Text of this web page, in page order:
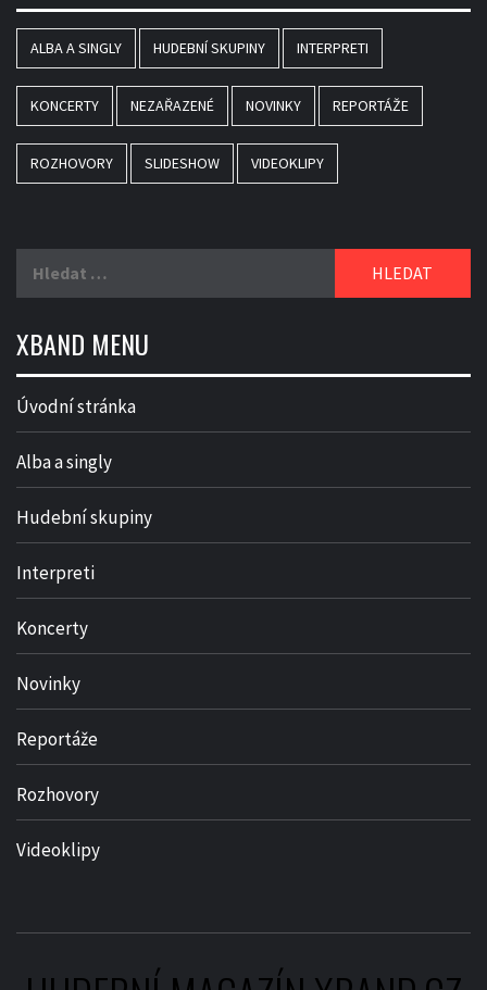
ALBA A SINGLY HUDEBNÍ SKUPINY INTERPRETI
KONCERTY NEZAŘAZENÉ NOVINKY REPORTÁŽE
ROZHOVORY SLIDESHOW VIDEOKLIPY
XBAND MENU
Úvodní stránka
Alba a singly
Hudební skupiny
Interpreti
Koncerty
Novinky
Reportáže
Rozhovory
Videoklipy